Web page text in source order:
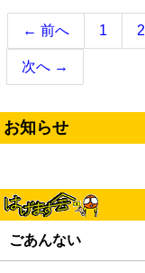
← 前へ 1 2
次へ →
お知らせ
ごあんない